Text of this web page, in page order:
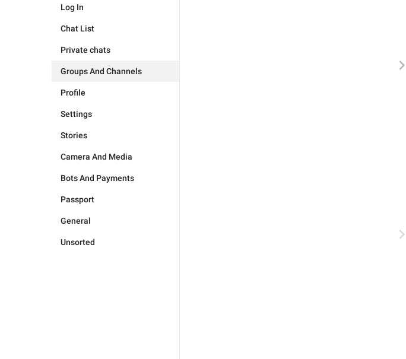
Log In
Chat List
Private chats
Groups And Channels
Profile
Settings
Stories
Camera And Media
Bots And Payments
Passport
General
Unsorted